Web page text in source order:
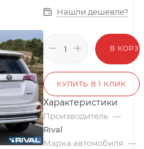
Нашли дешевле?
В
КУПИТЬ В 1 КЛИК
Характеристики
Производитель —
Rival
Марка автомобиля —